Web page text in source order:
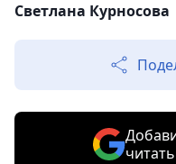
Светлана Курносова